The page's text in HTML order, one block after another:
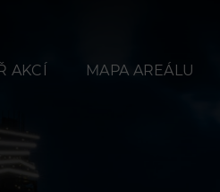
AKCÍ MAPA AREÁLU